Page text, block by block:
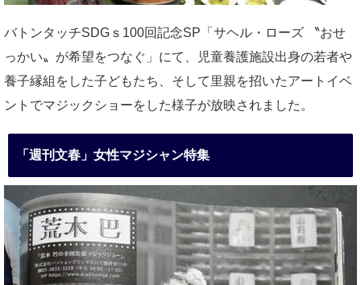
バトンタッチSDGｓ100回記念SP「サヘル・ローズ 〝おせ
っかい〟が希望をつなぐ」にて、児童養護施設出身の若者や
養子縁組をした子どもたち、そして里親を招いたアートイベ
ントでマジックショーをした様子が放映されました。
「週刊文春」女性マジシャン特集